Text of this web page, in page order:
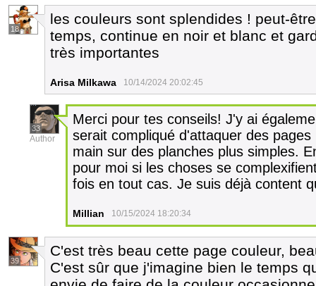
18
les couleurs sont splendides ! peut-
temps, continue en noir et blanc et
très importantes
Arisa Milkawa 10/14/2024 20:02:45
33
Author
Merci pour tes conseils! J'y ai
serait compliqué d'attaquer des
main sur des planches plus simples.
pour moi si les choses se
fois en tout cas. Je suis déjà content
Millian 10/15/2024 18:20:34
39
C'est très beau cette page couleur,
C'est sûr que j'imagine bien le temps